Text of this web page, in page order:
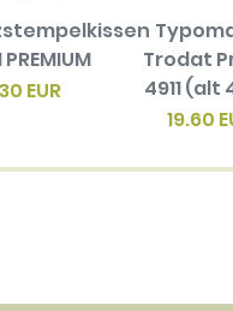
PREMIUM
EUR
Trodat
4911 (alt
19.60